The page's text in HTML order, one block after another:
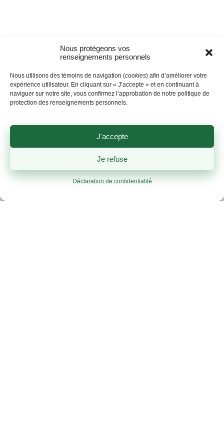
Nous protégeons vos
renseignements personnels
Nous utilisons des témoins de navigation (cookies) afin d’améliorer votre
expérience utilisateur. En cliquant sur « J’accepte » et en continuant à
naviguer sur notre site, vous confirmez l’approbation de notre politique de
protection des renseignements personnels.
J'accepte
Je refuse
Déclaration de confidentialité